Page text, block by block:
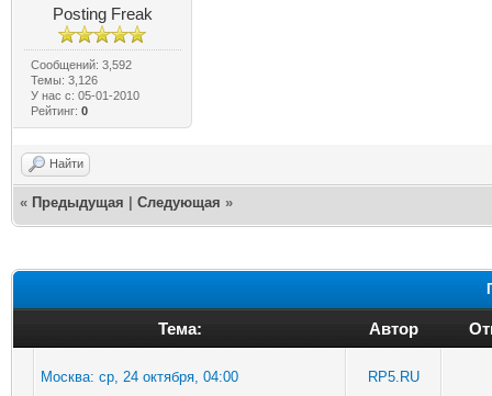
Posting Freak
Сообщений: 3,592
Темы: 3,126
У нас с: 05-01-2010
Рейтинг: 0
Найти
« Предыдущая Следующая »
Тема: Автор
Москва: ср, 24 октября, 04:00 RP5.RU